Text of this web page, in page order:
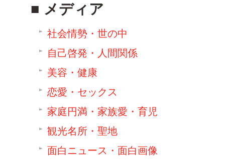
メディア
社会情勢・世の中
自己啓発・人間関係
美容・健康
恋愛・セックス
家庭円満・家族愛・育児
観光名所・聖地
面白ニュース・面白画像